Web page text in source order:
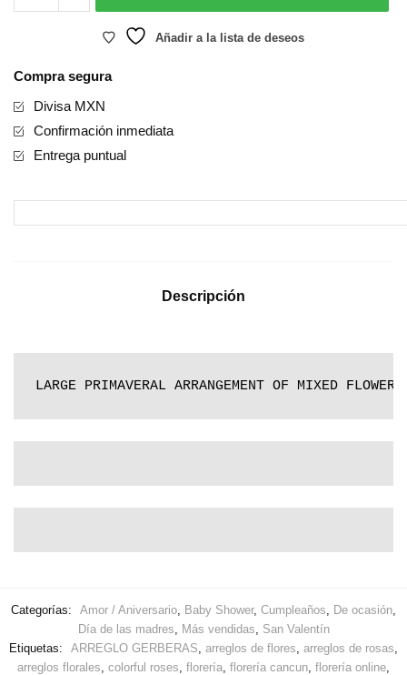
cantidad
Añadir a la lista de deseos
Compra segura
Divisa MXN
Confirmación inmediata
Entrega puntual
Descripción
LARGE PRIMAVERAL ARRANGEMENT OF MIXED FLOWERS
Categorías: Amor / Aniversario Baby Shower, Cumpleaños De ocasión
Día de las madres
Más vendidas
San Valentín
Etiquetas:
ARREGLO GERBERAS arreglos de flores arreglos de rosas
arreglos florales colorful roses florería florería cancun florería online